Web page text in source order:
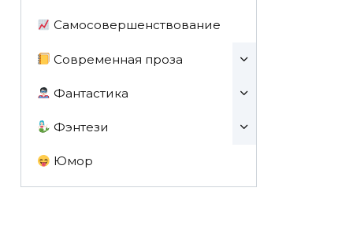
Самосовершенствование
Современная проза
Фантастика
Фэнтези
Юмор